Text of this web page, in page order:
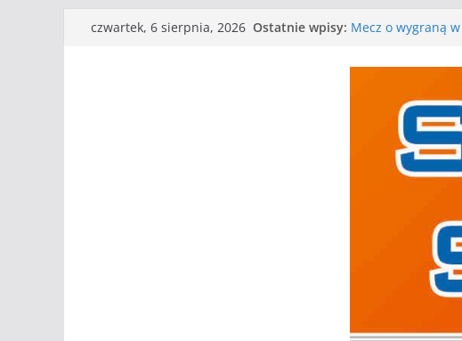
Przejdź
czwartek, 6 sierpnia, 2026 Ostatnie wpisy: Mecz o wygraną
WKS wygrywa
I mamy kolejne